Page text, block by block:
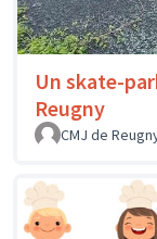
Un skate-
Reugny
CMJ de